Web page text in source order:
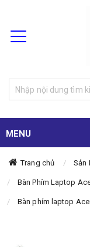
MENU
Trang chủ Sản
Bàn Phím Laptop
Bàn phím laptop